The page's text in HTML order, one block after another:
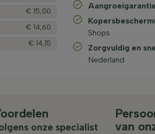
€ 15,00
€ 14,60
€ 14,15
Shops
Zorgvuldig en
Nederland
onze specialist
van